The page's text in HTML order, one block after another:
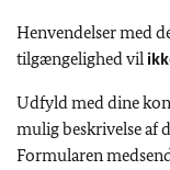
Henvendelser med
tilgængelighed vil
Udfyld med dine
mulig beskrivelse af
Formularen